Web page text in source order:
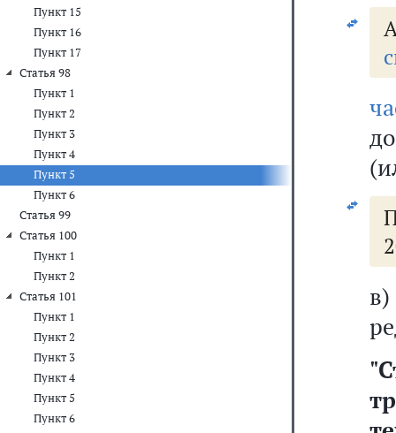
Пункт 15
Пункт 16
Пункт 17
Статья 98
Пункт 1
Пункт 2
Пункт 3
Пункт 4
Пункт 5
Пункт 6
Статья 99
Статья 100
Пункт 1
Пункт 2
Статья 101
Пункт 1
Пункт 2
Пункт 3
Пункт 4
Пункт 5
Пункт 6